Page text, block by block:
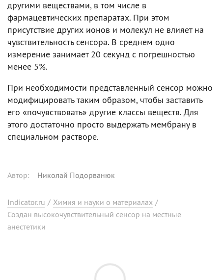
другими веществами, в том числе в
фармацевтических препаратах. При этом
присутствие других ионов и молекул не влияет на
чувствительность сенсора. В среднем одно
измерение занимает 20 секунд с погрешностью
менее 5%.
При необходимости представленный сенсор можно
модифицировать таким образом, чтобы заставить
его «почувствовать» другие классы веществ. Для
этого достаточно просто выдержать мембрану в
специальном растворе.
Автор: Николай Подорванюк
Indicator.ru / Химия и науки о материалах /
Создан высокочувствительный сенсор на местные
анестетики